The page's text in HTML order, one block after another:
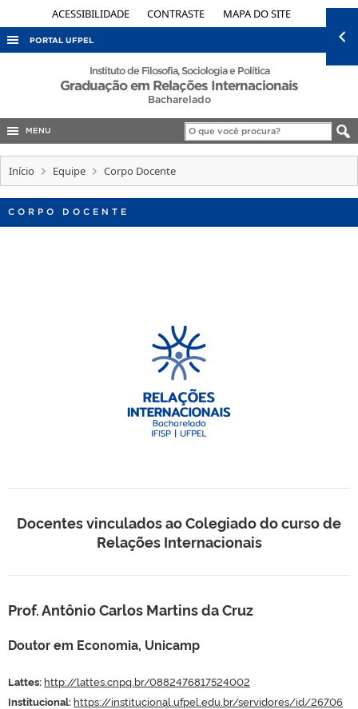
ACESSIBILIDADE CONTRASTE MAPA DO SITE
PORTAL UFPEL
ACESSO À INFORMAÇÃO
EDITAIS
Instituto de Filosofia, Sociologia e Política
Graduação em Relações Internacionais
Bacharelado
MENU
Início Equipe Corpo Docente
CORPO DOCENTE
Docentes vinculados ao Colegiado do curso de
Relações Internacionais
Prof. Antônio Carlos Martins da Cruz
Doutor em Economia, Unicamp
Lattes: http://lattes.cnpq.br/0882476817524002
Institucional: https://institucional.ufpel.edu.br/servidores/id/26706